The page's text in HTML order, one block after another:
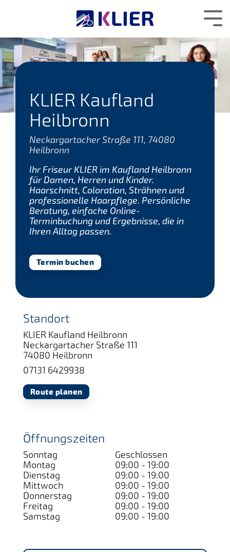
KLIER Kaufland
Heilbronn
Neckargartacher Straße 111, 74080
Heilbronn
Ihr Friseur KLIER im Kaufland Heilbronn
für Damen, Herren und Kinder.
Haarschnitt, Coloration, Strähnen und
professionelle Haarpflege. Persönliche
Beratung, einfache Online-
Terminbuchung und Ergebnisse, die in
Ihren Alltag passen.
Termin buchen
Standort
KLIER Kaufland Heilbronn
Neckargartacher Straße 111
74080 Heilbronn
07131 6429938
Route planen
Öffnungszeiten
Sonntag
Geschlossen
Montag
09:00 - 19:00
Dienstag
09:00 - 19:00
Mittwoch
09:00 - 19:00
Donnerstag
09:00 - 19:00
Freitag
09:00 - 19:00
Samstag
09:00 - 19:00